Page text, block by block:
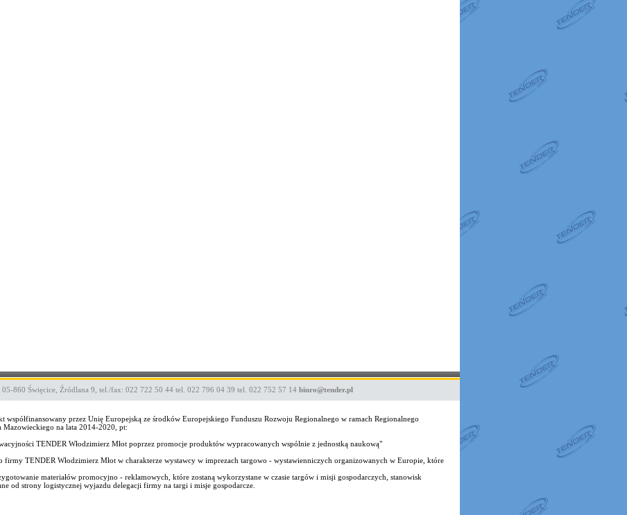
05-860 Święcice Źródlana 9 tel./fax: 022 722 50 44 tel. 022 796 04 39 tel. 022 752 57 14 biuro@tender.pl
współfinansowany przez Unię Europejską ze środków Europejskiego Funduszu Rozwoju Regionalnego w ramach Regionalnego
Mazowieckiego na lata 2014-2020, pt:
TENDER Włodzimierz Młot poprzez promocje produktów wypracowanych wspólnie z jednostką naukową"
firmy TENDER Włodzimierz Młot w charakterze wystawcy w imprezach targowo - wystawienniczych organizowanych w Europie, które
materiałów promocyjno - reklamowych, które zostaną wykorzystane w czasie targów i misji gospodarczych, stanowisk
od strony logistycznej wyjazdu delegacji firmy na targi i misje gospodarcze.